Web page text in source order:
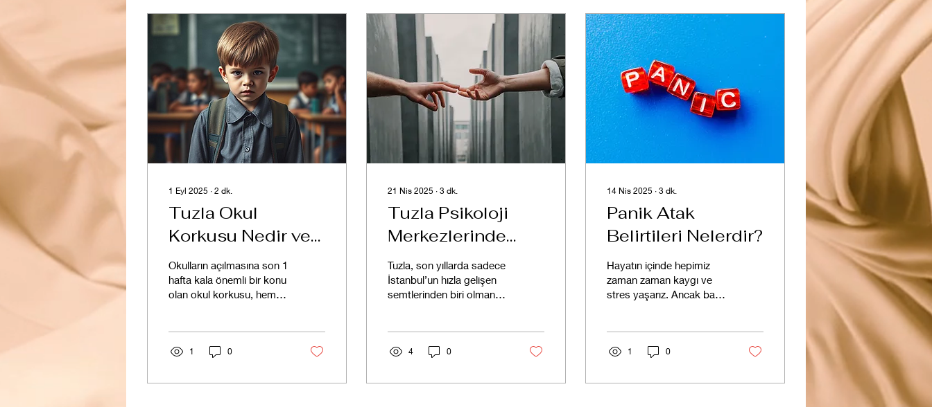
1 Eyl 2025 ∙ 2 dk.
Tuzla Okul
Korkusu Nedir ve
Nasıl Başa
Çıkılabilir?
Okulların açılmasına son 1
hafta kala önemli bir konu
olan okul korkusu, hem
1 0
21 Nis 2025 ∙ 3 dk.
Tuzla Psikoloji
Merkezlerinde
Alabileceğiniz
Hizmetler
Nelerdir?
Tuzla, son yıllarda sadece
İstanbul’un hızla gelişen
semtlerinden biri olmanın
4 0
14 Nis 2025 ∙ 3 dk.
Panik Atak
Belirtileri Nelerdir?
Hayatın içinde hepimiz
zaman zaman kaygı ve
stres yaşarız. Ancak bazı
1 0